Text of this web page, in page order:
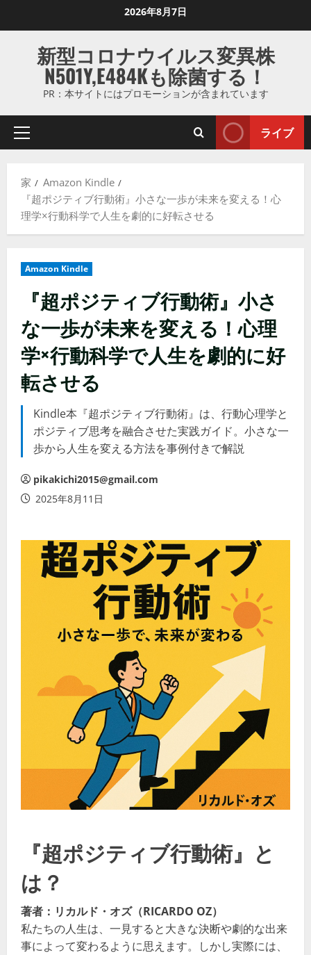
ス
ッ
2026年8月7日
新型コロナウイルス変異株
N501Y,E484Kも除菌する！
PR：本サイトにはプロモーションが含まれています
プ
マ
リ
メ
ー
ライブ
家
Amazon Kindle
『超ポジティブ行動術』小さな一歩が未来を変える！心
理学×行動科学で人生を劇的に好転させる
Amazon Kindle
『超ポジティブ行動術』小さ
な一歩が未来を変える！心理
学×行動科学で人生を劇的に好
転させる
Kindle本『超ポジティブ行動術』は、行動心理学と
ポジティブ思考を融合させた実践ガイド。小さな一
歩から人生を変える方法を事例付きで解説
pikakichi2015@gmail.com
2025年8月11日
『超ポジティブ行動術』と
は？
著者：リカルド・オズ（RICARDO OZ）
私たちの人生は、一見すると大きな決断や劇的な出来
事によって変わるように思えます。しかし実際には、